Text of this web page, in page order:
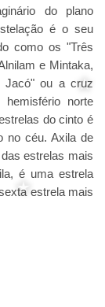
do plano
é o seu
como os "Três
e Mintaka,
Jacó" ou a cruz
norte
do cinto é
no céu. Axila de
estrelas mais
é uma estrela
estrela mais